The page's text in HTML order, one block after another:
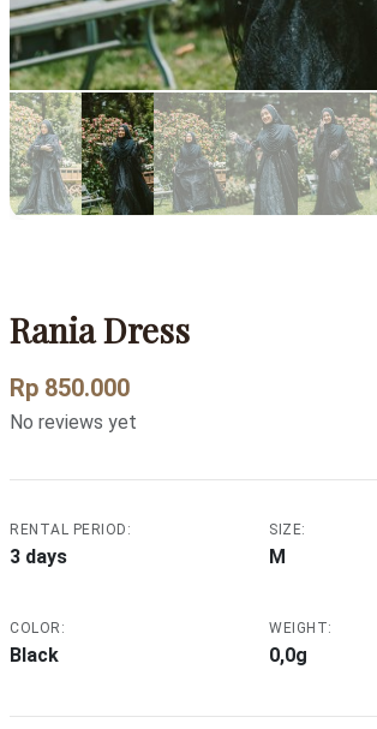
Rania Dress
Rp 850.000
No reviews yet
RENTAL PERIOD:
3 days
SIZE:
M
COLOR:
Black
WEIGHT:
0,0g